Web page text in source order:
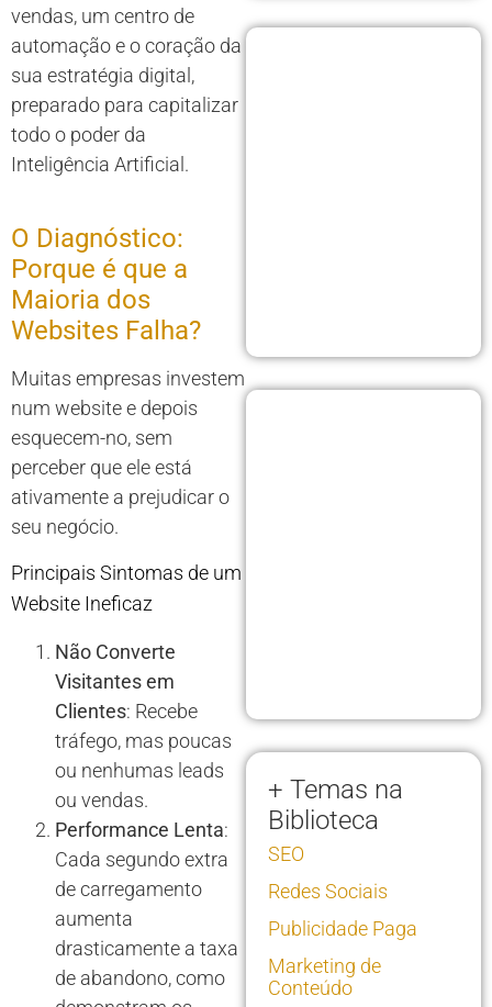
vendas, um centro de
automação e o coração da
sua estratégia digital,
preparado para capitalizar
todo o poder da
Inteligência Artificial.
O Diagnóstico:
Porque é que a
Maioria dos
Websites Falha?
Muitas empresas investem
num website e depois
esquecem-no, sem
perceber que ele está
ativamente a prejudicar o
seu negócio.
Principais Sintomas de um
Website Ineficaz
Não Converte
Visitantes em
Clientes: Recebe
tráfego, mas poucas
ou nenhumas leads
ou vendas.
Performance Lenta:
Cada segundo extra
de carregamento
aumenta
drasticamente a taxa
de abandono, como
+ Temas na
Biblioteca
SEO
Redes Sociais
Publicidade Paga
Marketing de
Conteúdo